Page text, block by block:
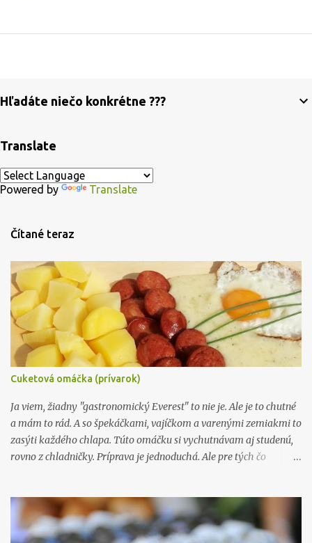
Hľadáte niečo konkrétne ???
Translate
Powered by Translate
Čítané teraz
Cuketová omáčka (prívarok)
Ja viem, žiadny "gastronomický Everest" to nie je. Ale je to chutné
a mám to rád. A so špekáčkami, vajíčkom a varenými zemiakmi to
zasýti každého chlapa. Túto omáčku si vychutnávam aj studenú,
rovno z chladničky. Príprava je jednoduchá. Ale pre tých čo
nebudete vedieť čo s ňou, tak si pripravte cukinový prívarok. Čo
budeme potrebovať: cukina - cca. 1 kg cibuľa - 2 stredné kôpor -
1/2 viazaničky maslo - 50 g hladká múka - 50 g 3 dcl vody